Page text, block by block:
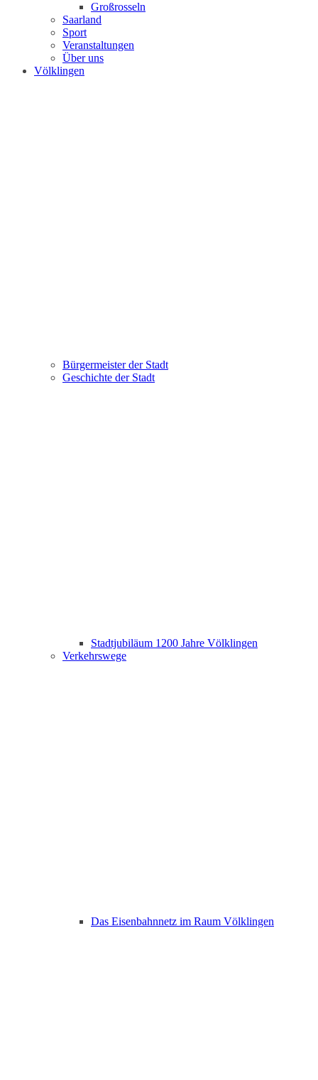
Großrosseln
Saarland
Sport
Veranstaltungen
Über uns
Völklingen
Bürgermeister der Stadt
Geschichte der Stadt
Stadtjubiläum 1200 Jahre Völklingen
Verkehrswege
Das Eisenbahnnetz im Raum Völklingen